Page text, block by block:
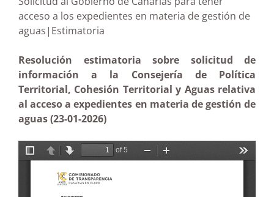
acceso a los expedientes en materia de gestión de
aguas|Estimatoria
Resolución estimatoria sobre solicitud de
información a la Consejería de Política
Territorial, Cohesión Territorial y Aguas relativa
al acceso a expedientes en materia de gestión de
aguas (23-01-2026)